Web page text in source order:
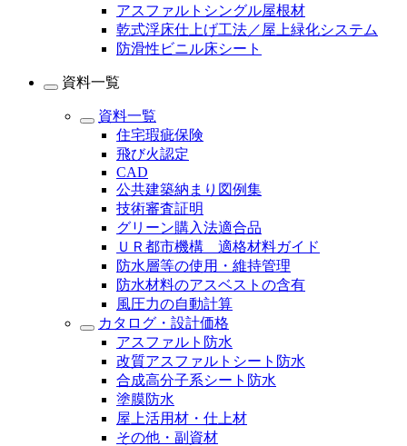
アスファルトシングル屋根材
乾式浮床仕上げ工法／屋上緑化システム
防滑性ビニル床シート
資料一覧
資料一覧
住宅瑕疵保険
飛び火認定
CAD
公共建築納まり図例集
技術審査証明
グリーン購入法適合品
ＵＲ都市機構 適格材料ガイド
防水層等の使用・維持管理
防水材料のアスベストの含有
風圧力の自動計算
カタログ・設計価格
アスファルト防水
改質アスファルトシート防水
合成高分子系シート防水
塗膜防水
屋上活用材・仕上材
その他・副資材